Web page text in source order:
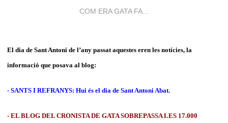
COM ERA GATA FA...
El dia de Sant Antoni de l’any passat aquestes eren les notícies, la
informació que posava al blog:
- SANTS I REFRANYS: Hui és el dia de Sant Antoni Abat.
- EL BLOG DEL CRONISTA DE GATA SOBREPASSA LES 17.000